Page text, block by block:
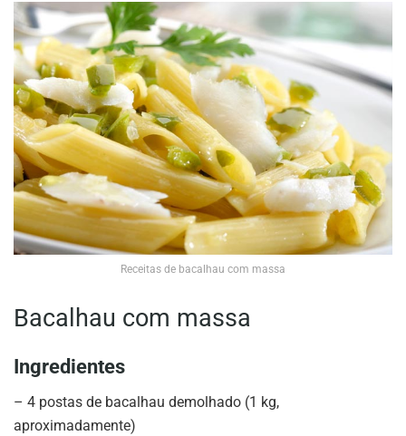
Receitas de bacalhau com massa
Bacalhau com massa
Ingredientes
– 4 postas de bacalhau demolhado (1 kg,
aproximadamente)